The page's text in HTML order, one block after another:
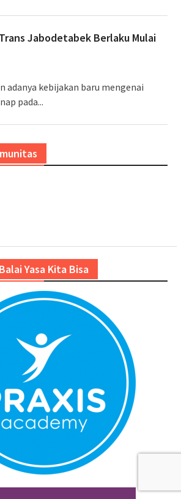
Jabodetabek Berlaku Mulai
adanya kebijakan baru mengenai
pada...
Balai Yasa Kita Bisa